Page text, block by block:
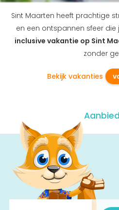
Sint Maarten heeft prachtige
en een ontspannen sfeer die
inclusive vakantie op Sint
zonder
Bekijk vakanties